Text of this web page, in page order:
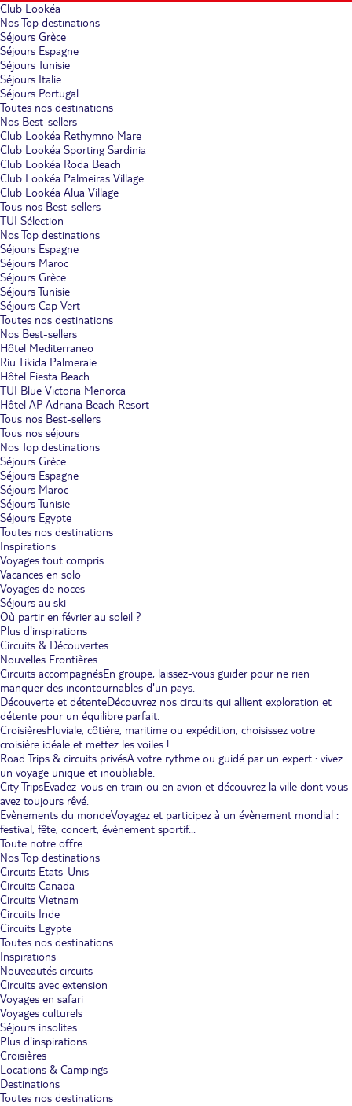
Club Lookéa
Nos Top destinations
Séjours Grèce
Séjours Espagne
Séjours Tunisie
Séjours Italie
Séjours Portugal
Toutes nos destinations
Nos Best-sellers
Club Lookéa Rethymno Mare
Club Lookéa Sporting Sardinia
Club Lookéa Roda Beach
Club Lookéa Palmeiras Village
Club Lookéa Alua Village
Tous nos Best-sellers
TUI Sélection
Nos Top destinations
Séjours Espagne
Séjours Maroc
Séjours Grèce
Séjours Tunisie
Séjours Cap Vert
Toutes nos destinations
Nos Best-sellers
Hôtel Mediterraneo
Riu Tikida Palmeraie
Hôtel Fiesta Beach
TUI Blue Victoria Menorca
Hôtel AP Adriana Beach Resort
Tous nos Best-sellers
Tous nos séjours
Nos Top destinations
Séjours Grèce
Séjours Espagne
Séjours Maroc
Séjours Tunisie
Séjours Egypte
Toutes nos destinations
Inspirations
Voyages tout compris
Vacances en solo
Voyages de noces
Séjours au ski
Où partir en février au soleil ?
Plus d'inspirations
Circuits & Découvertes
Nouvelles Frontières
Circuits accompagnésEn groupe, laissez-vous guider pour ne rien
manquer des incontournables d'un pays.
Découverte et détenteDécouvrez nos circuits qui allient exploration et
détente pour un équilibre parfait.
CroisièresFluviale, côtière, maritime ou expédition, choisissez votre
croisière idéale et mettez les voiles !
Road Trips & circuits privésA votre rythme ou guidé par un expert : vivez
un voyage unique et inoubliable.
City TripsEvadez-vous en train ou en avion et découvrez la ville dont vous
avez toujours rêvé.
Evènements du mondeVoyagez et participez à un évènement mondial :
festival, fête, concert, évènement sportif...
Toute notre offre
Nos Top destinations
Circuits Etats-Unis
Circuits Canada
Circuits Vietnam
Circuits Inde
Circuits Egypte
Toutes nos destinations
Inspirations
Nouveautés circuits
Circuits avec extension
Voyages en safari
Voyages culturels
Séjours insolites
Plus d'inspirations
Croisières
Locations & Campings
Destinations
Toutes nos destinations